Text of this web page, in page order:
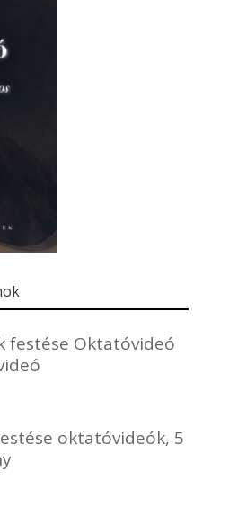
festése Oktatóvideó
oktatóvideók, 5